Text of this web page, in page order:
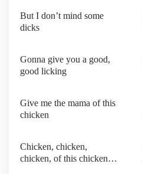
But I don’t mind some
dicks
Gonna give you a good,
good licking
Give me the mama of this
chicken
Chicken, chicken,
chicken, of this chicken…